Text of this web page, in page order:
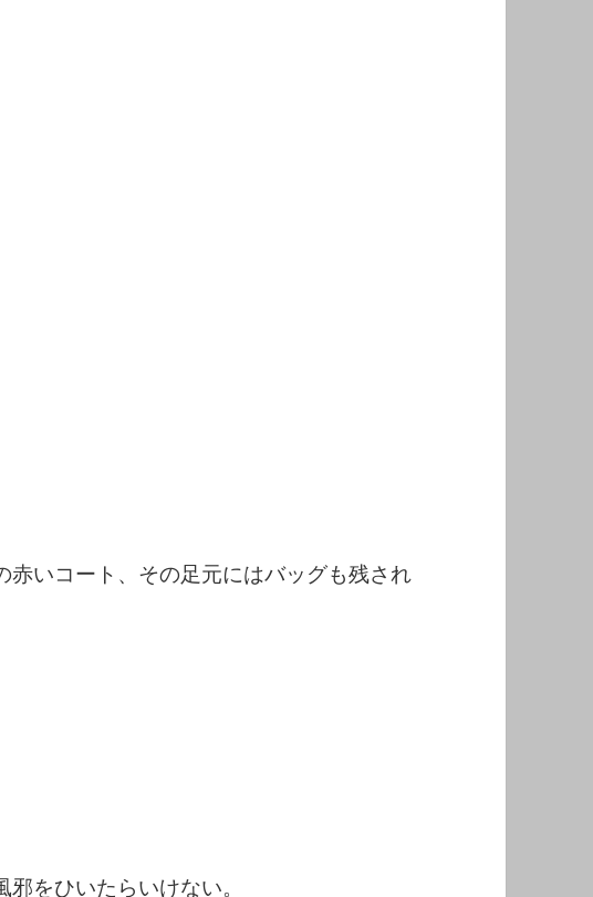
赤いコート、その足元にはバッグも残され
をひいたらいけない。